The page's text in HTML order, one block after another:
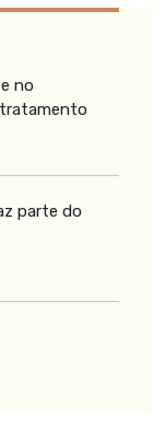
no
parte do